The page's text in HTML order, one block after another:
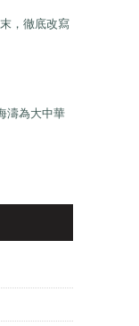
，徹底改寫
濤為大中華